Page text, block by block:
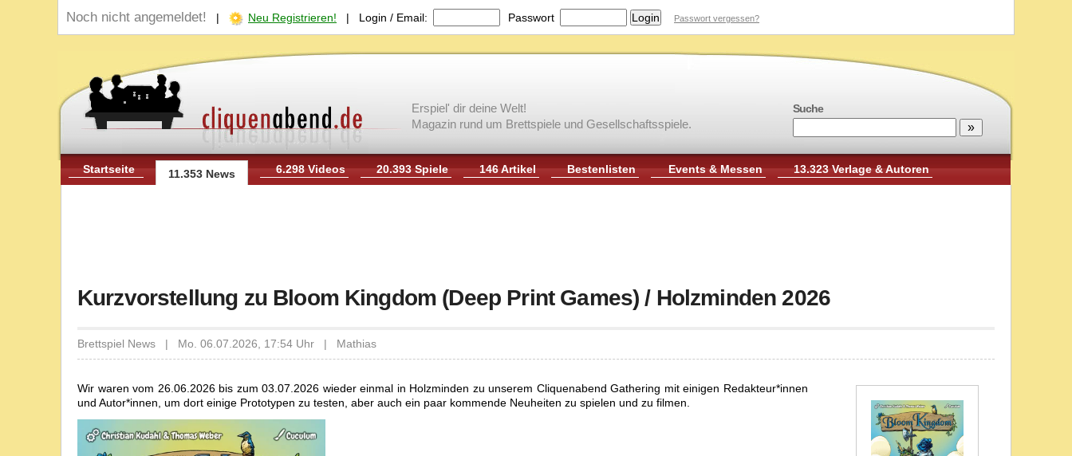
Noch nicht angemeldet! | Neu Registrieren! | Login / Email: Passwort Passwort vergessen?
Suche
Erspiel' dir deine Welt!
Magazin rund um Brettspiele und Gesellschaftsspiele.
Startseite 11.353 News 6.298 Videos 20.393 Spiele 146 Artikel Bestenlisten Events & Messen 13.323 Verlage & Autoren
Kurzvorstellung zu Bloom Kingdom (Deep Print Games) / Holzminden 2026
Brettspiel News | Mo. 06.07.2026, 17:54 Uhr | Mathias
Wir waren vom 26.06.2026 bis zum 03.07.2026 wieder einmal in Holzminden zu unserem Cliquenabend Gathering mit einigen Redakteur*innen
und Autor*innen, um dort einige Prototypen zu testen, aber auch ein paar kommende Neuheiten zu spielen und zu filmen.